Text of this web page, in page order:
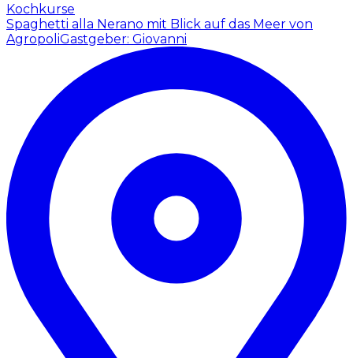
Kochkurse
Spaghetti alla Nerano mit Blick auf das Meer von
AgropoliGastgeber: Giovanni